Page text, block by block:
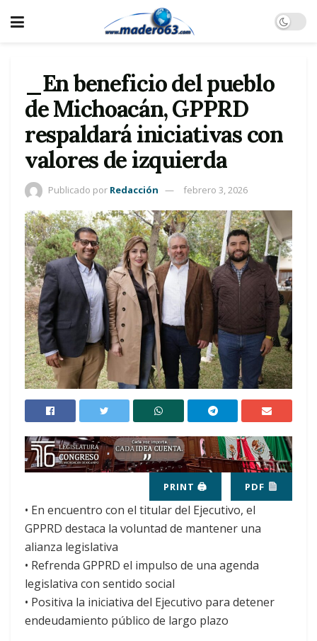
_En beneficio del pueblo
de Michoacán, GPPRD
respaldará iniciativas con
valores de izquierda
Publicado por Redacción febrero 3, 2026
PRINT 🖨 PDF
• En encuentro con el titular del Ejecutivo, el
GPPRD destaca la voluntad de mantener una
alianza legislativa
• Refrenda GPPRD el impulso de una agenda
legislativa con sentido social
• Positiva la iniciativa del Ejecutivo para detener
endeudamiento público de largo plazo